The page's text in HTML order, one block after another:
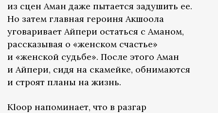
из сцен Аман даже пытается задушить ее.
Но затем главная героиня Акшоола
уговаривает Айпери остаться с Аманом,
рассказывая о «женском счастье»
и «женской судьбе». После этого Аман
и Айпери, сидя на скамейке, обнимаются
и строят планы на жизнь.
Kloop напоминает, что в разгар